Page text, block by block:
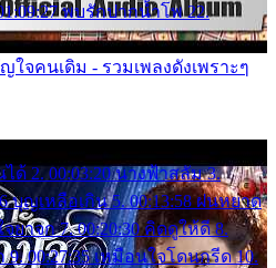
พบรักปากน้ำโพ 22.
จคนเดิม - รวมเพลงดังเพราะๆ
ด้ 2. 00:03:20 นางฟ้าสลัม 3.
บุญเหลือเกิน 5. 00:13:58 ฝนหยาด
ยาจก 7. 00:20:30 คิดดูให้ดี 8.
9. 00:27:35 เหมือนใจโดนกรีด 10.